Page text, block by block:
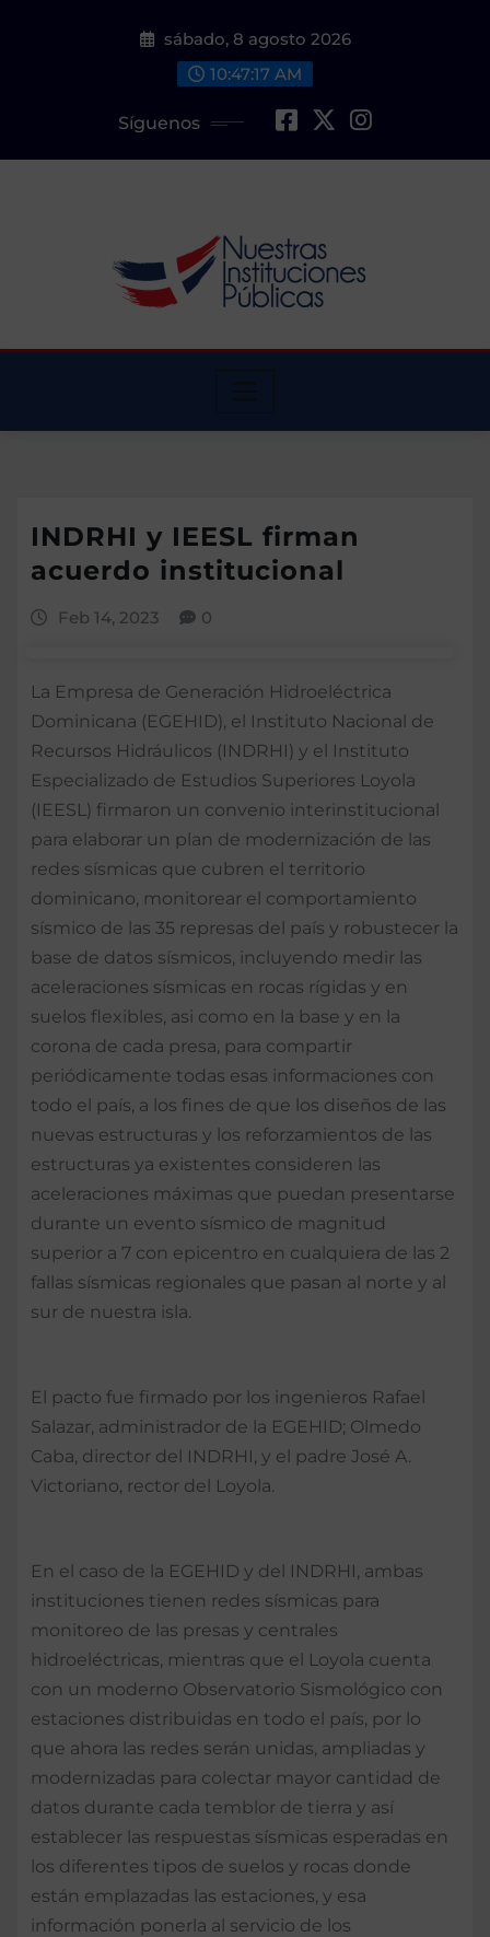
sábado, 8 agosto 2026
10:47:19 AM
Síguenos
INDRHI y IEESL firman
acuerdo institucional
Feb 14, 2023 0
La Empresa de Generación Hidroeléctrica
Dominicana (EGEHID), el Instituto Nacional de
Recursos Hidráulicos (INDRHI) y el Instituto
Especializado de Estudios Superiores Loyola
(IEESL) firmaron un convenio interinstitucional
para elaborar un plan de modernización de las
redes sísmicas que cubren el territorio
dominicano, monitorear el comportamiento
sísmico de las 35 represas del país y robustecer la
base de datos sísmicos, incluyendo medir las
aceleraciones sísmicas en rocas rígidas y en
suelos flexibles, asi como en la base y en la
corona de cada presa, para compartir
periódicamente todas esas informaciones con
todo el país, a los fines de que los diseños de las
nuevas estructuras y los reforzamientos de las
estructuras ya existentes consideren las
aceleraciones máximas que puedan presentarse
durante un evento sísmico de magnitud
superior a 7 con epicentro en cualquiera de las 2
fallas sísmicas regionales que pasan al norte y al
sur de nuestra isla.
El pacto fue firmado por los ingenieros Rafael
Salazar, administrador de la EGEHID; Olmedo
Caba, director del INDRHI, y el padre José A.
Victoriano, rector del Loyola.
En el caso de la EGEHID y del INDRHI, ambas
instituciones tienen redes sísmicas para
monitoreo de las presas y centrales
hidroeléctricas, mientras que el Loyola cuenta
con un moderno Observatorio Sismológico con
estaciones distribuidas en todo el país, por lo
que ahora las redes serán unidas, ampliadas y
modernizadas para colectar mayor cantidad de
datos durante cada temblor de tierra y así
establecer las respuestas sísmicas esperadas en
los diferentes tipos de suelos y rocas donde
están emplazadas las estaciones, y esa
información ponerla al servicio de los